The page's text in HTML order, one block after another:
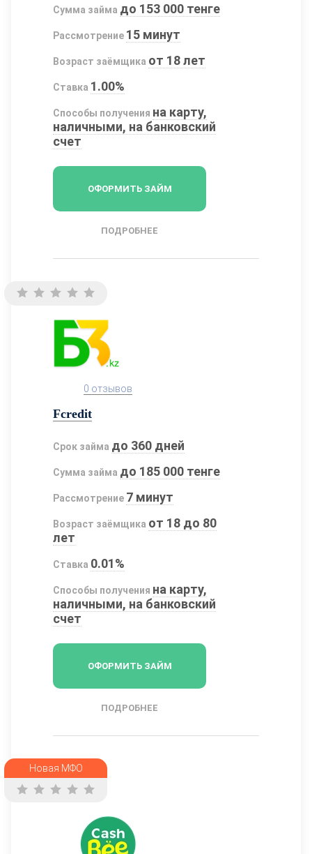
Сумма займа до 153 000 тенге
Рассмотрение 15 минут
Возраст заёмщика от 18 лет
Ставка 1.00%
Способы получения на карту,
наличными, на банковский
счет
ОФОРМИТЬ ЗАЙМ
ПОДРОБНЕЕ
0 отзывов
Fcredit
Срок займа до 360 дней
Сумма займа до 185 000 тенге
Рассмотрение 7 минут
Возраст заёмщика от 18 до 80
лет
Ставка 0.01%
Способы получения на карту,
наличными, на банковский
счет
ОФОРМИТЬ ЗАЙМ
ПОДРОБНЕЕ
Новая МФО